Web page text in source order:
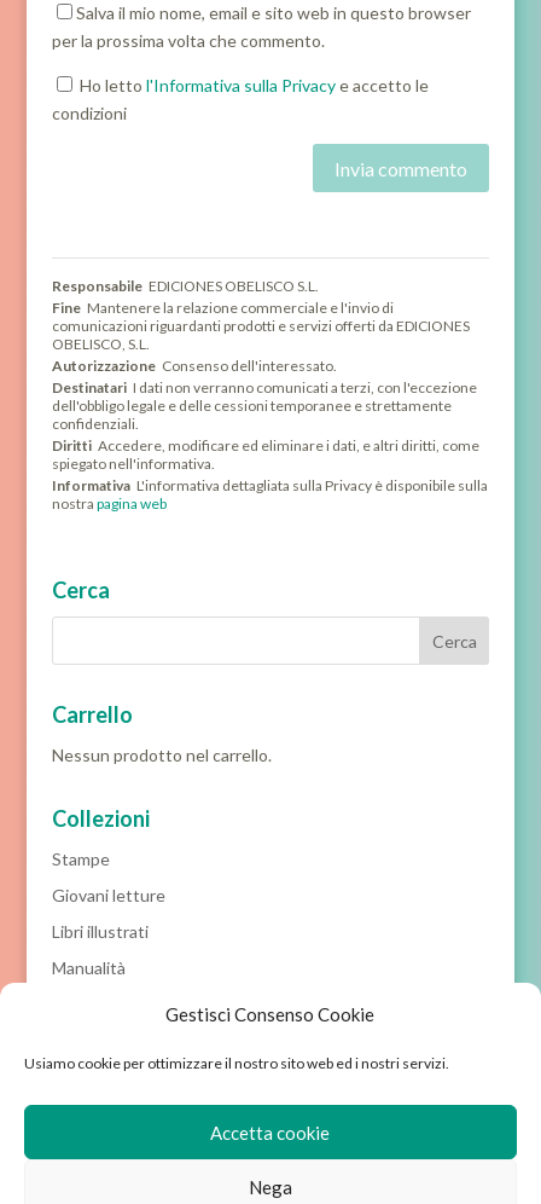
Gestisci Consenso Cookie
Usiamo cookie per ottimizzare il nostro sito web ed i nostri servizi.
Accetta cookie
Nega
Salva il mio nome, email e sito web in questo browser
per la prossima volta che commento.
Ho letto l'Informativa sulla Privacye accetto le
condizioni
Responsabile EDICIONES OBELISCO S.L.
Fine Mantenere la relazione commerciale e l'invio di
comunicazioni riguardanti prodotti e servizi offerti da EDICIONES
OBELISCO, S.L.
Autorizzazione Consenso dell'interessato.
Destinatari I dati non verranno comunicati a terzi, con l'eccezione
dell'obbligo legale e delle cessioni temporanee e strettamente
confidenziali.
Diritti Accedere, modificare ed eliminare i dati, e altri diritti, come
spiegato nell'informativa.
Informativa L'informativa dettagliata sulla Privacy è disponibile sulla
nostra pagina web
Cerca
Carrello
Nessun prodotto nel carrello.
Collezioni
Stampe
Giovani letture
Libri illustrati
Manualità
Prossime novità
Avviso legale